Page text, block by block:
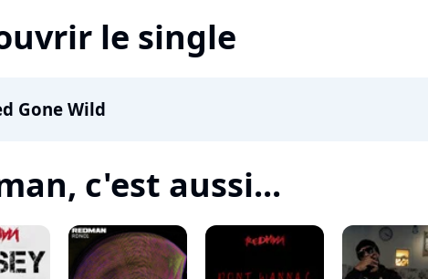
le single
Gone Wild
c'est aussi...